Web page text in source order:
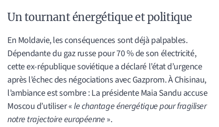
Un tournant énergétique et politique
En Moldavie, les conséquences sont déjà palpables.
Dépendante du gaz russe pour 70 % de son électricité,
cette ex-république soviétique a déclaré l’état d’urgence
après l’échec des négociations avec Gazprom. À Chisinau,
l’ambiance est sombre : La présidente Maia Sandu accuse
Moscou d’utiliser «le chantage énergétique pour fragiliser
notre trajectoire européenne ».